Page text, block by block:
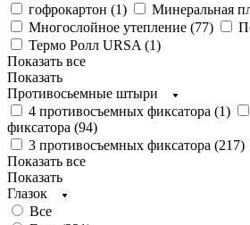
гофрокартон (1) Минеральная
Многослойное утепление (77)
Термо Ролл URSA (1)
Показать все
Показать
Противосьемные штыри
4 противосъемных фиксатора (1)
фиксатора (94)
3 противосъемных фиксатора (217)
Показать все
Показать
Глазок
Все